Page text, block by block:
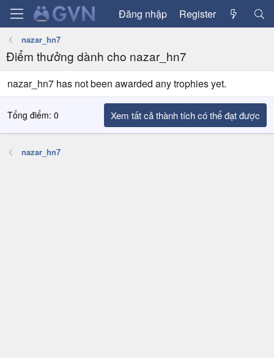
Đăng nhập Register
nazar_hn7
Điểm thưởng dành cho nazar_hn7
nazar_hn7 has not been awarded any trophies yet.
Tổng điểm: 0 Xem tất cả thành tích có thể đạt được
nazar_hn7